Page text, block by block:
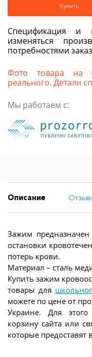
Купить
Спецификация и
изменяться
потребностями
Фото товара на
реального. Детали
Мы работаем с:
Описание
Зажим
остановки
потерь крови.
Материал – сталь
Купить зажим
товары для
можете по цене от
Украине. Для
корзину сайта или
которые